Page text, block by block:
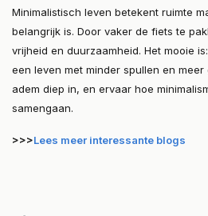
Minimalistisch leven betekent ruimte
belangrijk is. Door vaker de fiets te
vrijheid en duurzaamheid. Het mooie
een leven met minder spullen en
adem diep in, en ervaar hoe
samengaan.
>>>Lees meer interessante blogs